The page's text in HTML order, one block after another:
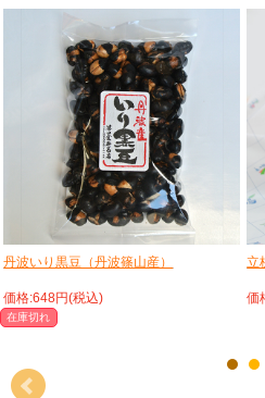
丹波いり黒豆（丹波篠山産）
価格:648円(税込)
在庫切れ
立
価